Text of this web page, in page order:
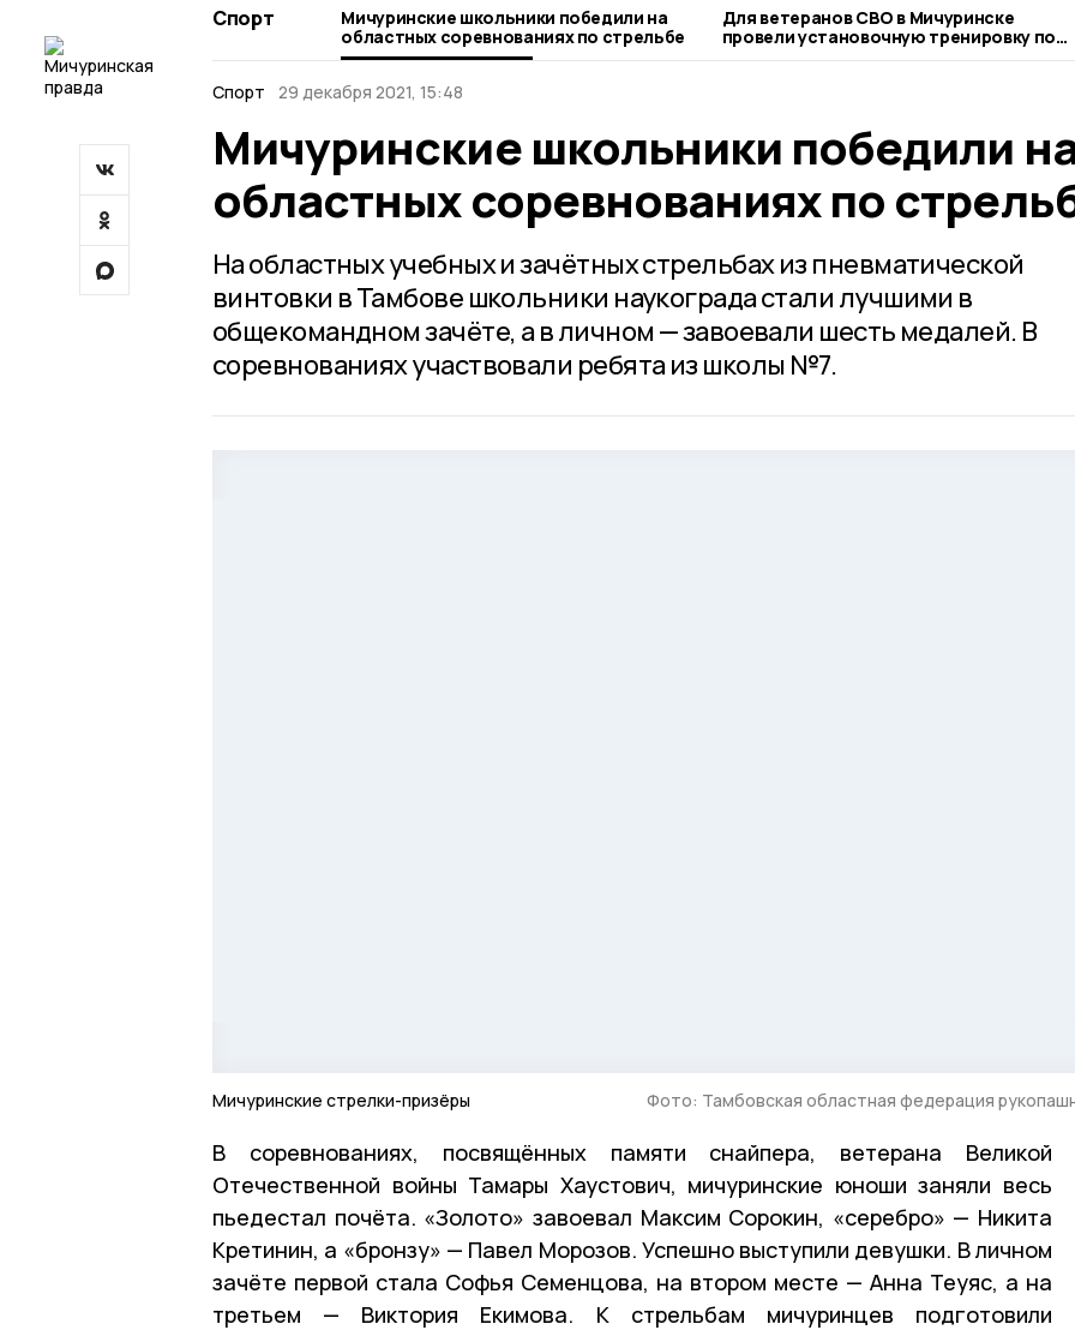
Спорт
Мичуринские школьники победили на
областных соревнованиях по стрельбе
Для ветеранов СВО в Мичуринске
провели установочную тренировку по
следж-хоккею
Спорт 29 декабря 2021, 15:48
Мичуринские школьники победили
областных соревнованиях по
На областных учебных и зачётных стрельбах из пневматической
винтовки в Тамбове школьники наукограда стали лучшими в
общекомандном зачёте, а в личном — завоевали шесть медалей. В
соревнованиях участвовали ребята из школы №7.
Мичуринские стрелки-призёры Фото: Тамбовская областная федерация
В соревнованиях, посвящённых памяти снайпера, ветерана Великой
Отечественной войны Тамары Хаустович, мичуринские юноши заняли весь
пьедестал почёта. «Золото» завоевал Максим Сорокин, «серебро» — Никита
Кретинин, а «бронзу» — Павел Морозов. Успешно выступили девушки. В личном
зачёте первой стала Софья Семенцова, на втором месте — Анна Теуяс, а на
третьем — Виктория Екимова. К стрельбам мичуринцев подготовили